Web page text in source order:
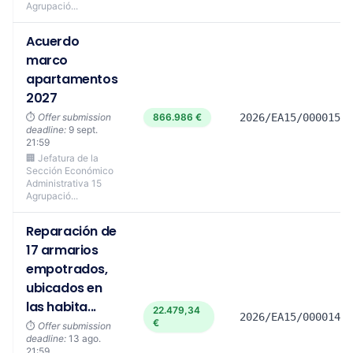
Agrupació...
Acuerdo
marco
apartamentos
2027
⏱️ Offer submission
deadline: 9 sept.
21:59
🏢 Jefatura de la
Sección Económico
Administrativa 15
Agrupació...
866.986 € 2026/EA15/00001581
Reparación de
17 armarios
empotrados,
ubicados en
las habita...
⏱️ Offer submission
deadline: 13 ago.
22.479,34
€
2026/EA15/00001441